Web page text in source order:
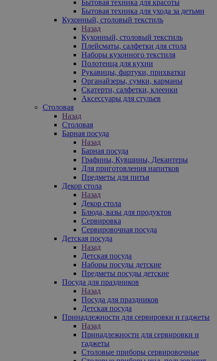
Бытовая техника для красоты
Бытовая техника для ухода за детьми
Кухонный, столовый текстиль
Назад
Кухонный, столовый текстиль
Плейсматы, салфетки для стола
Наборы кухонного текстиля
Полотенца для кухни
Рукавицы, фартуки, прихватки
Органайзеры, сумки, карманы
Скатерти, салфетки, клеенки
Аксессуары для стульев
Столовая
Назад
Столовая
Барная посуда
Назад
Барная посуда
Графины, Кувшины, Декантеры
Для приготовления напитков
Предметы для питья
Декор стола
Назад
Декор стола
Блюда, вазы для продуктов
Сервировка
Сервировочная посуда
Детская посуда
Назад
Детская посуда
Наборы посуды детские
Предметы посуды детские
Посуда для праздников
Назад
Посуда для праздников
Детская посуда
Принадлежности для сервировки и гаджеты
Назад
Принадлежности для сервировки и
гаджеты
Столовые приборы сервировочные